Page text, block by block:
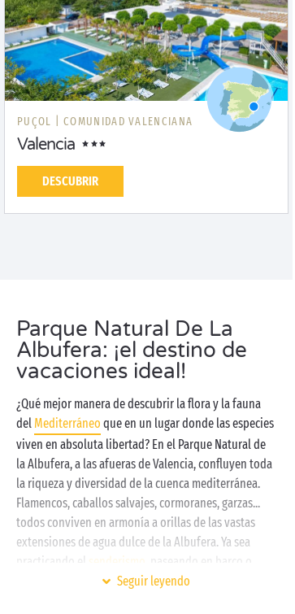
PUÇOL | COMUNIDAD VALENCIANA
Valencia
DESCUBRIR
Parque Natural De La
Albufera: ¡el destino de
vacaciones ideal!
¿Qué mejor manera de descubrir la flora y la fauna
del Mediterráneo que en un lugar donde las especies
viven en absoluta libertad? En el Parque Natural de
la Albufera, a las afueras de Valencia, confluyen toda
la riqueza y diversidad de la cuenca mediterránea.
Flamencos, caballos salvajes, cormoranes, garzas...
todos conviven en armonía a orillas de las vastas
extensiones de agua dulce de la Albufera. Ya sea
practicando el
senderismo
haciendo un pícnic en la orilla, venga a disfrutar de
Seguir leyendo